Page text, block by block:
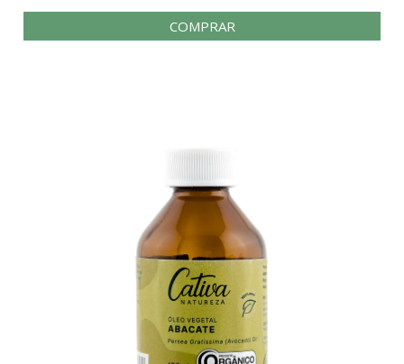
COMPRAR